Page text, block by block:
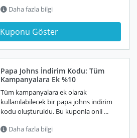
Daha fazla bilgi
Kuponu Göster
Papa Johns İndirim Kodu: Tüm
Kampanyalara Ek %10
Tüm kampanyalara ek olarak
kullanılabilecek bir papa johns indirim
kodu oluşturuldu. Bu kuponla onli ...
Daha fazla bilgi